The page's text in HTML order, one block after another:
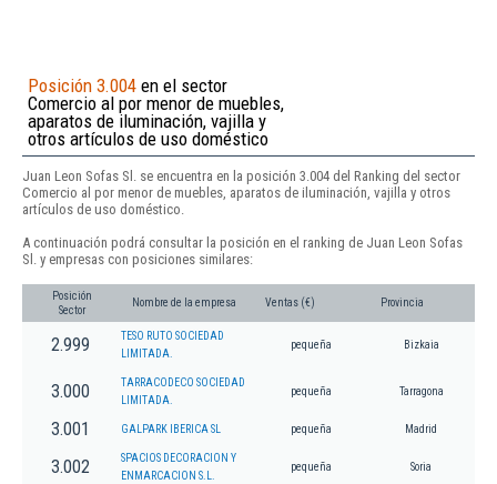
Posición 3.004 en el sector
Comercio al por menor de muebles,
aparatos de iluminación, vajilla y
otros artículos de uso doméstico
Juan Leon Sofas Sl. se encuentra en la posición 3.004 del Ranking del sector
Comercio al por menor de muebles, aparatos de iluminación, vajilla y otros
artículos de uso doméstico.
A continuación podrá consultar la posición en el ranking de Juan Leon Sofas
Sl. y empresas con posiciones similares:
Posición
Sector
Nombre de la empresa Ventas (€) Provincia
2.999
TESO RUTO SOCIEDAD
LIMITADA.
pequeña Bizkaia
3.000
TARRACODECO SOCIEDAD
LIMITADA.
pequeña Tarragona
3.001 GALPARK IBERICA SL pequeña Madrid
3.002
SPACIOS DECORACION Y
ENMARCACION S.L.
pequeña Soria